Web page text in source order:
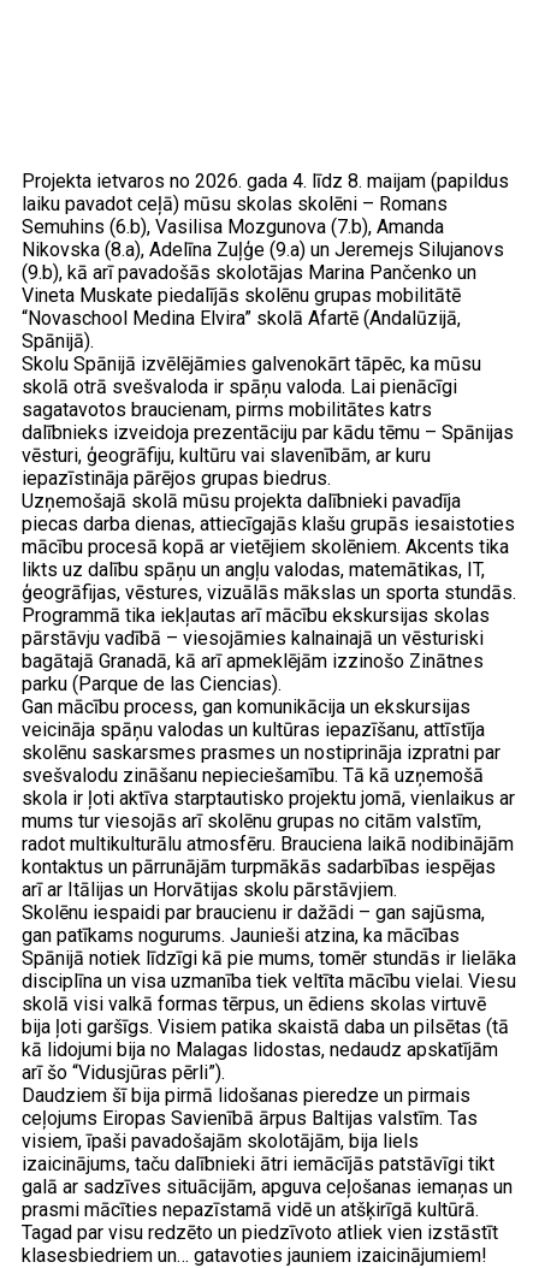
Projekta ietvaros no 2026. gada 4. līdz 8. maijam (papildus
laiku pavadot ceļā) mūsu skolas skolēni – Romans
Semuhins (6.b), Vasilisa Mozgunova (7.b), Amanda
Nikovska (8.a), Adelīna Zuļģe (9.a) un Jeremejs Silujanovs
(9.b), kā arī pavadošās skolotājas Marina Pančenko un
Vineta Muskate piedalījās skolēnu grupas mobilitātē
“Novaschool Medina Elvira” skolā Afartē (Andalūzijā,
Spānijā).
Skolu Spānijā izvēlējāmies galvenokārt tāpēc, ka mūsu
skolā otrā svešvaloda ir spāņu valoda. Lai pienācīgi
sagatavotos braucienam, pirms mobilitātes katrs
dalībnieks izveidoja prezentāciju par kādu tēmu – Spānijas
vēsturi, ģeogrāfiju, kultūru vai slavenībām, ar kuru
iepazīstināja pārējos grupas biedrus.
Uzņemošajā skolā mūsu projekta dalībnieki pavadīja
piecas darba dienas, attiecīgajās klašu grupās iesaistoties
mācību procesā kopā ar vietējiem skolēniem. Akcents tika
likts uz dalību spāņu un angļu valodas, matemātikas, IT,
ģeogrāfijas, vēstures, vizuālās mākslas un sporta stundās.
Programmā tika iekļautas arī mācību ekskursijas skolas
pārstāvju vadībā – viesojāmies kalnainajā un vēsturiski
bagātajā Granadā, kā arī apmeklējām izzinošo Zinātnes
parku (Parque de las Ciencias).
Gan mācību process, gan komunikācija un ekskursijas
veicināja spāņu valodas un kultūras iepazīšanu, attīstīja
skolēnu saskarsmes prasmes un nostiprināja izpratni par
svešvalodu zināšanu nepieciešamību. Tā kā uzņemošā
skola ir ļoti aktīva starptautisko projektu jomā, vienlaikus ar
mums tur viesojās arī skolēnu grupas no citām valstīm,
radot multikulturālu atmosfēru. Brauciena laikā nodibinājām
kontaktus un pārrunājām turpmākās sadarbības iespējas
arī ar Itālijas un Horvātijas skolu pārstāvjiem.
Skolēnu iespaidi par braucienu ir dažādi – gan sajūsma,
gan patīkams nogurums. Jaunieši atzina, ka mācības
Spānijā notiek līdzīgi kā pie mums, tomēr stundās ir lielāka
disciplīna un visa uzmanība tiek veltīta mācību vielai. Viesu
skolā visi valkā formas tērpus, un ēdiens skolas virtuvē
bija ļoti garšīgs. Visiem patika skaistā daba un pilsētas (tā
kā lidojumi bija no Malagas lidostas, nedaudz apskatījām
arī šo “Vidusjūras pērli”).
Daudziem šī bija pirmā lidošanas pieredze un pirmais
ceļojums Eiropas Savienībā ārpus Baltijas valstīm. Tas
visiem, īpaši pavadošajām skolotājām, bija liels
izaicinājums, taču dalībnieki ātri iemācījās patstāvīgi tikt
galā ar sadzīves situācijām, apguva ceļošanas iemaņas un
prasmi mācīties nepazīstamā vidē un atšķirīgā kultūrā.
Tagad par visu redzēto un piedzīvoto atliek vien izstāstīt
klasesbiedriem un… gatavoties jauniem izaicinājumiem!